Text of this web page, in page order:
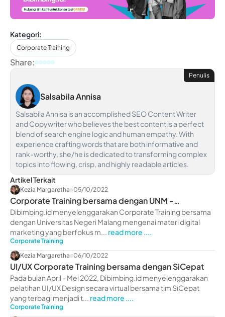
Kategori:
Corporate Training
Share:
Penulis
Salsabila Annisa
Salsabila Annisa is an accomplished SEO Content Writer
and Copywriter who believes the best content is a perfect
blend of search engine logic and human empathy. With
experience crafting words that are both informative and
rank-worthy, she/he is dedicated to transforming complex
topics into flowing, crisp, and highly readable articles.
Artikel Terkait
Kezia Margaretha 05/10/2022
Corporate Training bersama dengan UNM -
dibimbing.id
Dibimbing.id menyelenggarakan Corporate Training bersama
dengan Universitas Negeri Malang mengenai materi digital
marketing yang berfokus m... read more ....
Corporate Training
Kezia Margaretha 06/10/2022
UI/UX Corporate Training bersama dengan SiCepat
Pada bulan April - Mei 2022, Dibimbing.id menyelenggarakan
pelatihan UI/UX Design secara virtual bersama tim SiCepat
yang terbagi menjadi t... read more ....
Corporate Training